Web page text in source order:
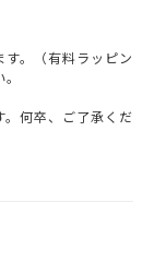
。（有料ラッピン
何卒、ご了承くだ